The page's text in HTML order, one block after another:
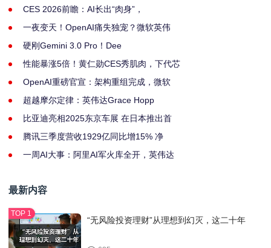
CES 2026前瞻：AI长出“肉身”，
一夜变天！OpenAI痛失独宠？微软英伟
硬刚Gemini 3.0 Pro！Dee
性能暴涨5倍！黄仁勋CES秀肌肉，下代芯
OpenAI重磅官宣：架构重组完成，微软
超越摩尔定律：英伟达Grace Hopp
比亚迪亮相2025东京车展 在日本推出首
腾讯三季度营收1929亿同比增15% 净
一周AI大事：阿里AI军火库全开，英伟达
最新内容
“无风险投资理财”从理想到幻灭，这二十年